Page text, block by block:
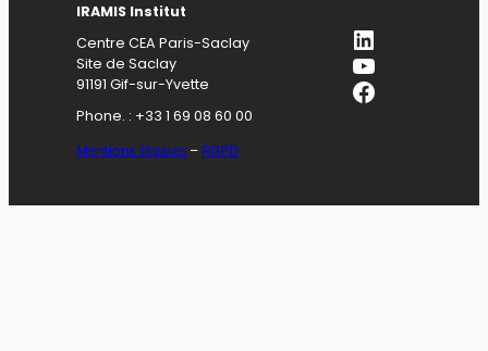
IRAMIS Institut
Centre CEA Paris-Saclay
Site de Saclay
91191 Gif-sur-Yvette
Phone. : +33 1 69 08 60 00
Mentions légales – RGPD
LinkedIn
YouTube
Facebook